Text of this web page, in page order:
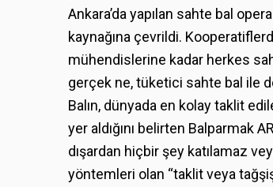
Ankara’da yapılan sahte bal
kaynağına çevrildi.
mühendislerine kadar herkes
gerçek ne, tüketici sahte bal ile
Balın, dünyada en kolay taklit
yer aldığını belirten Balparmak
dışardan hiçbir şey katılamaz
yöntemleri olan “taklit veya